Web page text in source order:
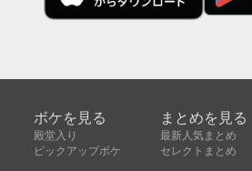
ボケを見る
殿堂入り
ピックアップボケ
まとめを見る
最新人気まとめ
セレクトまとめ